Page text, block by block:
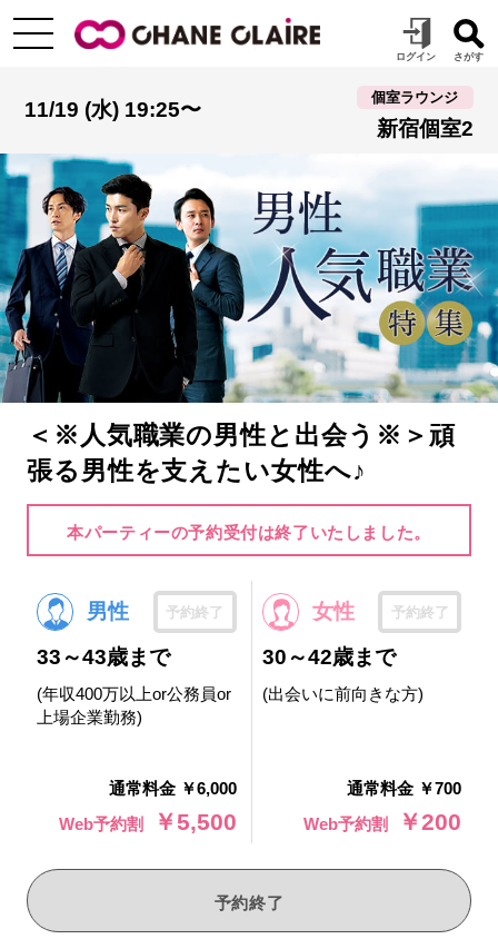
11/19 (水) 19:25〜
個室ラウンジ
新宿個室2
＜※人気職業の男性と出会う※＞頑
張る男性を支えたい女性へ♪
本パーティーの予約受付は終了いたしました。
男性 予約終了
33～43歳まで
(年収400万以上or公務員or
上場企業勤務)
通常料金 ￥6,000
Web予約割
￥5,500
女性 予約終了
30～42歳まで
(出会いに前向きな方)
通常料金 ￥700
Web予約割
￥200
予約終了